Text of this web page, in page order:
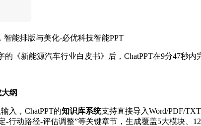
智能排版与美化-必优科技智能PPT
的《新能源汽车行业白皮书》后，ChatPPT在9分47秒
纲
入，ChatPPT的知识库系统支持直接导入Word/PDF/
-行动路径-评估调整”等关键章节，生成覆盖5大模块、